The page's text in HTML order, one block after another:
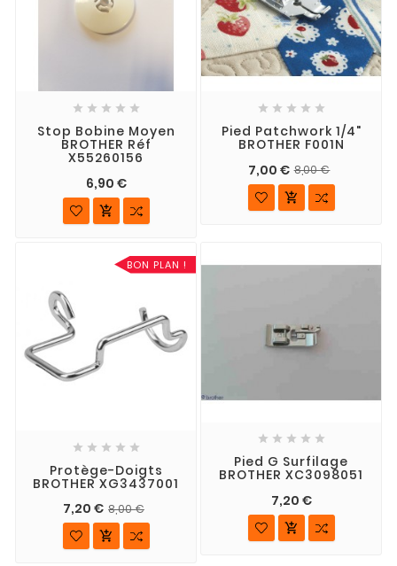
    
Stop Bobine Moyen
BROTHER Réf
X55260156
6,90 €

    
Pied Patchwork 1/4"
BROTHER F001N
7,00 € 8,00 €

BON PLAN !
    
Protège-Doigts
BROTHER XG3437001
7,20 € 8,00 €

    
Pied G Surfilage
BROTHER XC3098051
7,20 €
